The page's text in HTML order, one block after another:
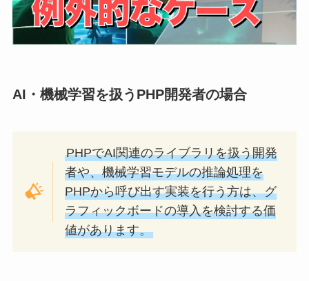
AI・機械学習を扱うPHP開発者の場合
PHPでAI関連のライブラリを扱う開発
者や、機械学習モデルの推論処理を
PHPから呼び出す実装を行う方は、グ
ラフィックボードの導入を検討する価
値があります。